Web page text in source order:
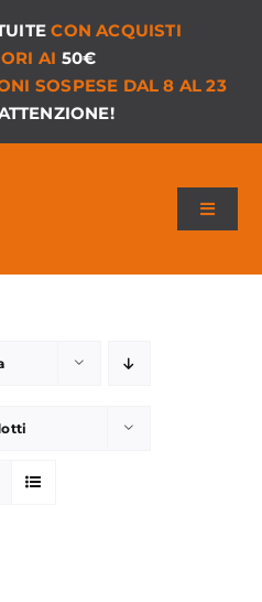
CON ACQUISTI
AI 50€
SOSPESE DAL 8 AL 23
Toggle